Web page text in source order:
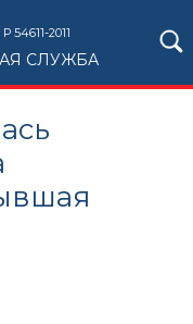
54611-2011
СЛУЖБА